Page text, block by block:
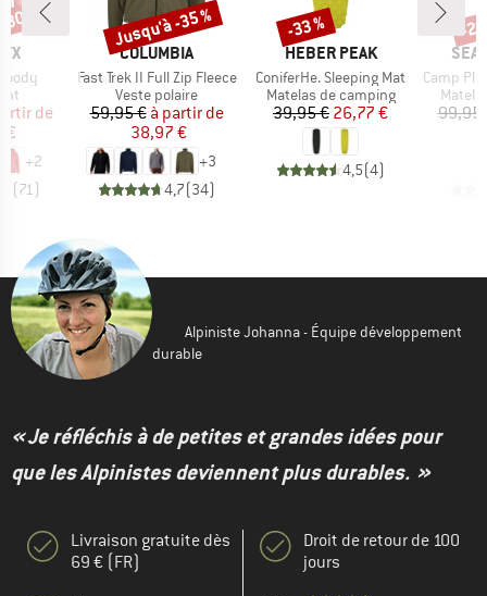
réduit
de
€
+2
(71)
%
MARQUE
COLUMBIA
Article
Fast Trek II Full Zip Fleece
Product group
Veste polaire
Prix
59,95 € Prix réduit
à partir de
38,97 €
+3
4,7(34)
Remise
Jusqu'à -35 %
MARQUE
HEBER PEAK
Article
ConiferHe. Sleeping Mat
Product group
Matelas de camping
Prix
39,95 €Prix réduit
26,77 €
4,5(4)
Remise
-33 %
SEA
Article
Camp Plus
99,95
-
Alpiniste Johanna - Équipe développement
durable
« Je réfléchis à de petites et grandes idées pour
que les Alpinistes deviennent plus durables. »
Livraison gratuite dès
69 € (FR)
Droit de retour de 100
jours